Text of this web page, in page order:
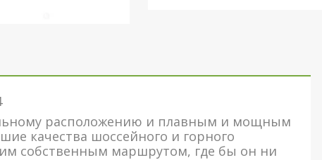
расположению и плавным и мощным
качества шоссейного и горного
собственным маршрутом, где бы он ни